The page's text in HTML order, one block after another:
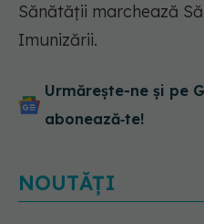
Sănătății marchează
Imunizării.
Urmărește-ne și pe
abonează‑te!
NOUTĂȚI